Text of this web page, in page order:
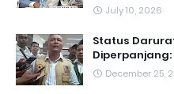
July 10, 2026
Status
December 25,